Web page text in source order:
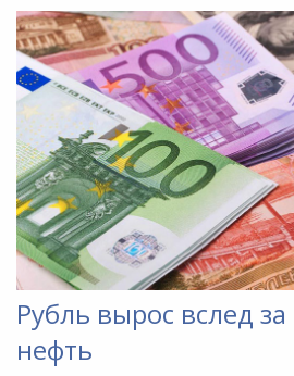
Рубль вырос вслед
нефть